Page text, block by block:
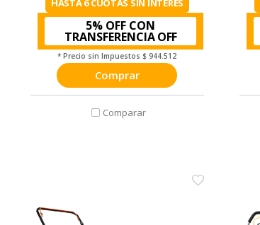
5% OFF CON
TRANSFERENCIA
* Precio sin Impuestos $ 944.512
Comprar